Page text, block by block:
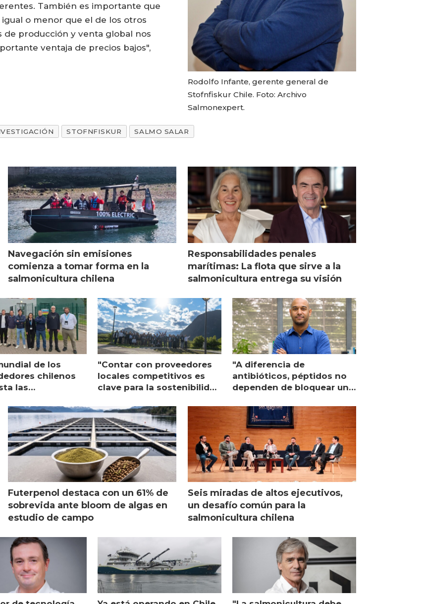
Rodolfo Infante, gerente general de
Stofnfiskur Chile. Foto: Archivo
Salmonexpert.
También es importante que
o menor que el de los otros
de producción y venta global nos
ventaja de precios bajos",
STOFNFISKUR SALMO SALAR
Navegación sin emisiones
comienza a tomar forma en la
salmonicultura chilena
Responsabilidades penales
marítimas: La flota que sirve a la
salmonicultura entrega su visión
de los
chilenos
las
"Contar con proveedores
locales competitivos es
clave para la sostenibilidad
"A diferencia de
antibióticos, péptidos no
dependen de bloquear una
Futerpenol destaca con un 61% de
sobrevida ante bloom de algas en
estudio de campo
Seis miradas de altos ejecutivos,
un desafío común para la
salmonicultura chilena